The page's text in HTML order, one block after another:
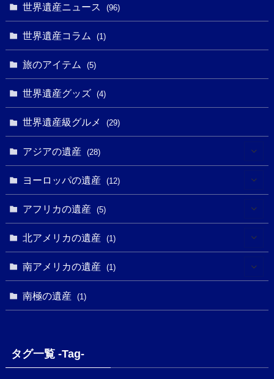
(5)
(18)
(3)
(7)
(2)
(5)
(16)
(62)
(2)
(1)
(5)
(2)
(2)
(7)
(2)
(3)
(5)
(19)
(8)
世界遺産ニュース (96)
世界遺産コラム (1)
旅のアイテム (5)
世界遺産グッズ (4)
世界遺産級グルメ (29)
アジアの遺産 (28)
(1)
(1)
(18)
ヨーロッパの遺産 (12)
(2)
(1)
(1)
(2)
アフリカの遺産 (5)
(3)
北アメリカの遺産 (1)
(1)
(1)
南アメリカの遺産 (1)
南極の遺産 (1)
タグ一覧 -Tag-